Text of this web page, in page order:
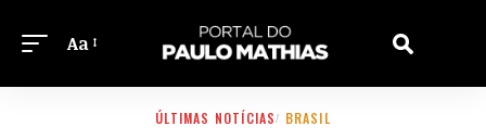
Aa
ÚLTIMAS NOTÍCIAS BRASIL